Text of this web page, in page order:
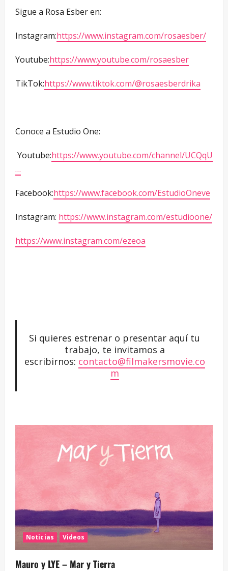
Sigue a Rosa Esber en:
Instagram:https://www.instagram.com/rosaesber/
Youtube:https://www.youtube.com/rosaesber
TikTok:https://www.tiktok.com/@rosaesberdrika
Conoce a Estudio One:
Youtube:https://www.youtube.com/channel/UCQqU
…
Facebook:https://www.facebook.com/EstudioOneve
Instagram: https://www.instagram.com/estudioone/
https://www.instagram.com/ezeoa
Si quieres estrenar o presentar aquí tu
trabajo, te invitamos a
escribirnos: contacto@filmakersmovie.co
m
Noticias Videos
Mauro y LYE – Mar y Tierra